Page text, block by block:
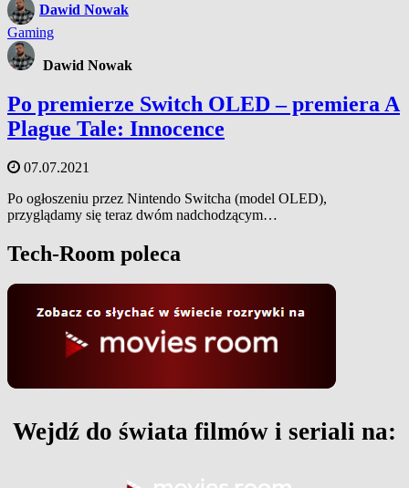
Dawid Nowak
Gaming
Dawid Nowak
Po premierze Switch OLED – premiera A
Plague Tale: Innocence
07.07.2021
Po ogłoszeniu przez Nintendo Switcha (model OLED),
przyglądamy się teraz dwóm nadchodzącym…
Tech-Room poleca
Wejdź do świata filmów i seriali na: